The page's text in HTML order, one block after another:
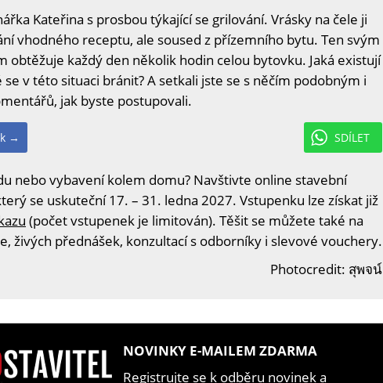
Kateřina s prosbou týkající se grilování. Vrásky na čele ji
vhodného receptu, ale soused z přízemního bytu. Ten svým
obtěžuje každý den několik hodin celou bytovku. Jaká existují
se v této situaci bránit? A setkali jste se s něčím podobným i
jak byste postupovali.
SDÍLET
→
nebo vybavení kolem domu? Navštivte online stavební
se uskuteční 17. – 31. ledna 2027. Vstupenku lze získat již
(počet vstupenek je limitován). Těšit se můžete také na
živých přednášek, konzultací s odborníky i slevové vouchery.
Photocredit: สุพจน์
NOVINKY E-MAILEM ZDARMA
Registrujte se k odběru novinek a